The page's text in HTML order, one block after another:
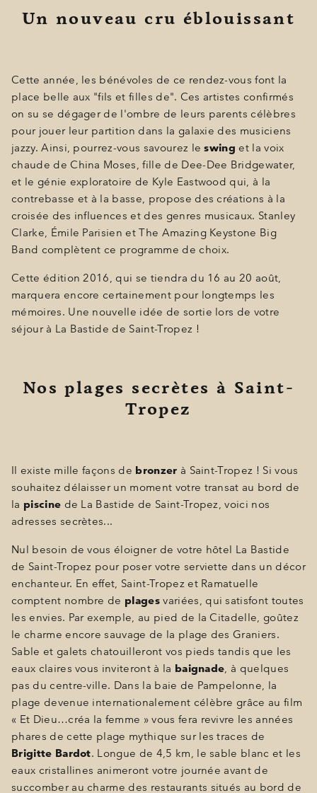
Un nouveau cru éblouissant
Cette année, les bénévoles de ce rendez-vous font la
place belle aux "fils et filles de". Ces artistes confirmés
on su se dégager de l'ombre de leurs parents célèbres
pour jouer leur partition dans la galaxie des musiciens
jazzy. Ainsi, pourrez-vous savourez leswing et la voix
chaude de China Moses, fille de Dee-Dee Bridgewater,
et le génie exploratoire de Kyle Eastwood qui, à la
contrebasse et à la basse, propose des créations à la
croisée des influences et des genres musicaux. Stanley
Clarke, Émile Parisien et The Amazing Keystone Big
Band complètent ce programme de choix.
Cette édition 2016, qui se tiendra du 16 au 20 août,
marquera encore certainement pour longtemps les
mémoires. Une nouvelle idée de sortie lors de votre
séjour à La Bastide de Saint-Tropez !
Nos plages secrètes à Saint-
Tropez
Il existe mille façons de bronzer à Saint-Tropez ! Si vous
souhaitez délaisser un moment votre transat au bord de
la piscine de La Bastide de Saint-Tropez, voici nos
adresses secrètes...
Nul besoin de vous éloigner de votre hôtel La Bastide
de Saint-Tropez pour poser votre serviette dans un décor
enchanteur. En effet, Saint-Tropez et Ramatuelle
comptent nombre de plages variées, qui satisfont toutes
les envies. Par exemple, au pied de la Citadelle, goûtez
le charme encore sauvage de la plage des Graniers.
Sable et galets chatouilleront vos pieds tandis que les
eaux claires vous inviteront à la baignade, à quelques
pas du centre-ville. Dans la baie de Pampelonne, la
plage devenue internationalement célèbre grâce au film
« Et Dieu…créa la femme » vous fera revivre les années
phares de cette plage mythique sur les traces de
Brigitte Bardot. Longue de 4,5 km, le sable blanc et les
eaux cristallines animeront votre journée avant de
succomber au charme des restaurants situés au bord de